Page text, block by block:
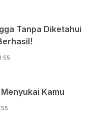
Tanpa Diketahui
Kamu